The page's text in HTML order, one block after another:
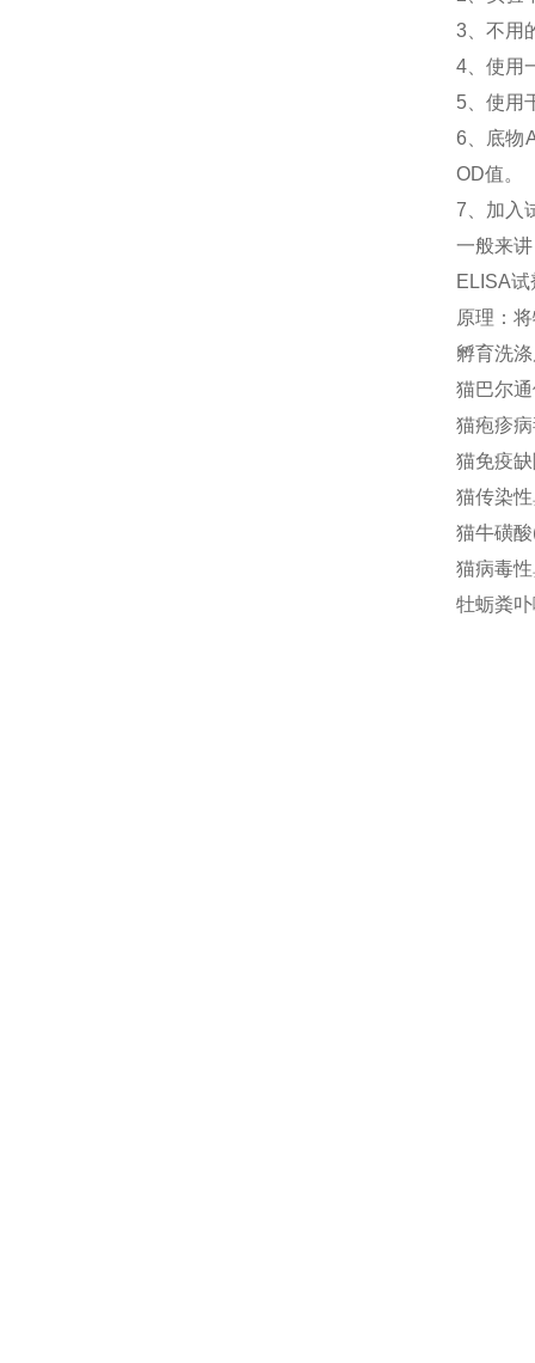
3、 不用
4、 使用
5、 使用
6、
底物
OD值。
7、加入
一般来
ELISA
原理：
孵育洗
猫巴尔
猫疱疹
猫免疫
猫传染
猫牛磺
猫病毒
牡蛎粪